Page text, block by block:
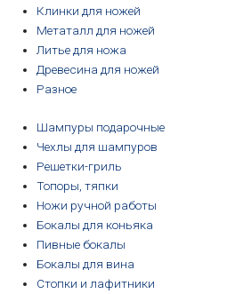
Клинки для ножей
Метаталл для ножей
Литье для ножа
Древесина для ножей
Разное
Шампуры подарочные
Чехлы для шампуров
Решетки-гриль
Топоры, тяпки
Ножи ручной работы
Бокалы для коньяка
Пивные бокалы
Бокалы для вина
Стопки и лафитники